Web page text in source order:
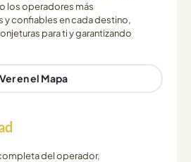
los operadores más
y confiables en cada destino,
para ti y garantizando
Ver en el Mapa
del operador,